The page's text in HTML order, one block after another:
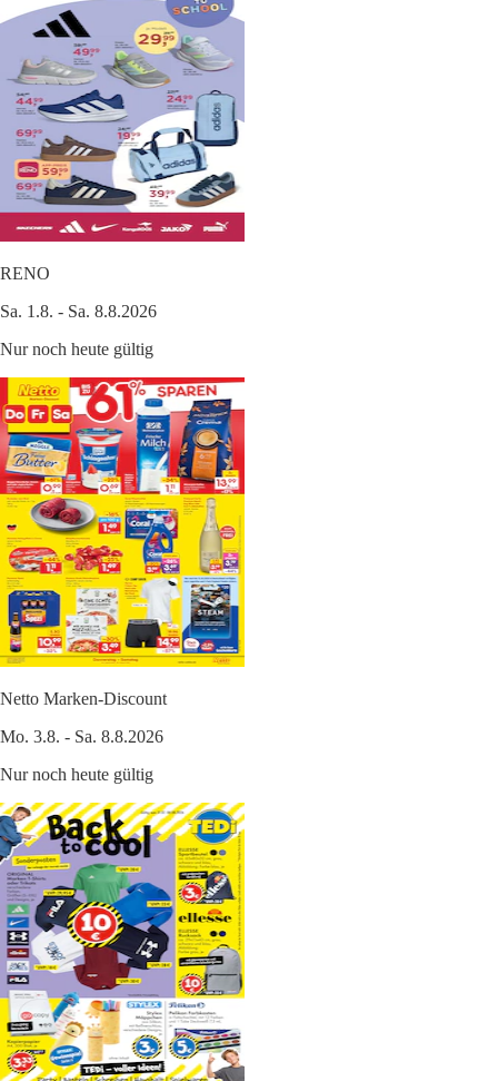
RENO
Sa. 1.8. - Sa. 8.8.2026
Nur noch heute gültig
Netto Marken-Discount
Mo. 3.8. - Sa. 8.8.2026
Nur noch heute gültig